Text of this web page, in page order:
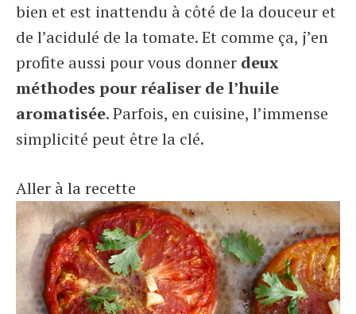
bien et est inattendu à côté de la douceur et
de l’acidulé de la tomate. Et comme ça, j’en
profite aussi pour vous donner deux
méthodes pour réaliser de l’huile
aromatisée. Parfois, en cuisine, l’immense
simplicité peut être la clé.
Aller à la recette